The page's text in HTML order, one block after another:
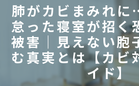
肺がカビまみれ
怠った寝室が招く
被害｜見えない胞
む真実とは【カビ
イド】